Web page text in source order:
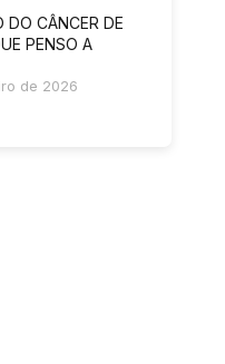
DO CÂNCER DE
PENSO A
de 2026